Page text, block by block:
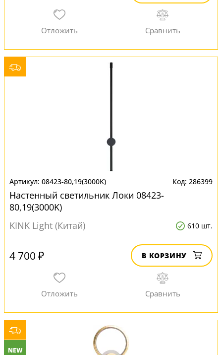
08423-80,19(3000K) 286399
Настенный светильник Локи 08423-
80,19(3000K)
KINK Light (Китай)
610 шт.
4 700 ₽ В КОРЗИНУ
NEW